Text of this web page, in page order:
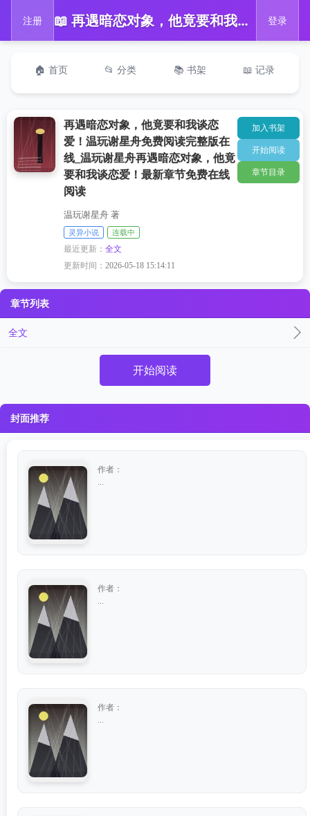
注册 📖 再遇暗恋对象，他竟要和我谈恋爱！温玩谢星舟免费阅读完整版在线_温玩谢星舟再遇暗恋对象，他竟要和我谈恋爱！最新章节免费在线阅读 登录
🏠 首页 📂 分类 📚 书架 📖 记录
再遇暗恋对象，他竟要和我谈恋
爱！温玩谢星舟免费阅读完整版在
线_温玩谢星舟再遇暗恋对象，他竟
要和我谈恋爱！最新章节免费在线
阅读
温玩谢星舟 著
灵异小说 连载中
最近更新：全文
更新时间：2026-05-18 15:14:11
加入书架
开始阅读
章节目录
章节列表
全文
开始阅读
封面推荐
作者：
作者：
作者：